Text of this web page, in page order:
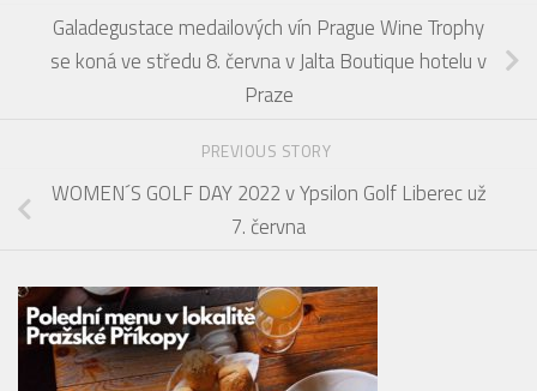
Galadegustace medailových vín Prague Wine Trophy
se koná ve středu 8. června v Jalta Boutique hotelu v
Praze
PREVIOUS STORY
WOMEN´S GOLF DAY 2022 v Ypsilon Golf Liberec už
7. června